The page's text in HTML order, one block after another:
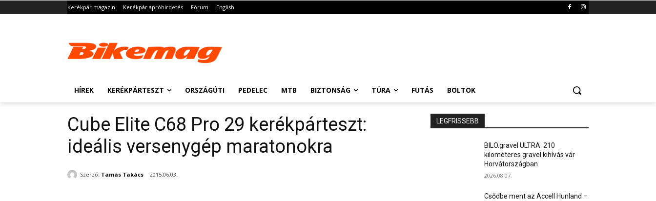
Kerékpár magazin Kerékpár apróhirdetés Fórum English
HÍREK KERÉKPÁRTESZT ORSZÁGÚTI PEDELEC MTB BIZTONSÁG TÚRA FUTÁS BOLTOK
Cube Elite C68 Pro 29 kerékpárteszt:
ideális versenygép maratonokra
Szerző: Tamás Takács 2015.06.03.
LEGFRISSEBB
BILO.gravel ULTRA: 210
kilométeres gravel kihívás vár
Horvátországban
2026.08.07.
Csődbe ment az Accell Hunland –